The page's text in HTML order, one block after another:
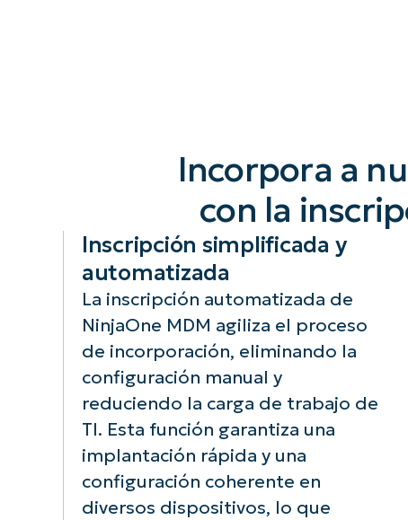
Incorpora a
con la
Inscripción simplificada y
automatizada
La inscripción automatizada de
NinjaOne MDM agiliza el proceso
de incorporación, eliminando la
configuración manual y
reduciendo la carga de trabajo de
TI. Esta función garantiza una
implantación rápida y una
configuración coherente en
diversos dispositivos, lo que